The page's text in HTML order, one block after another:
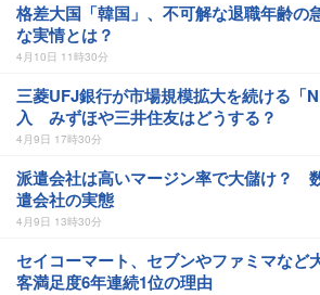
格差大国「韓国」、不可解な退職年齢
な実情とは？
4月10日 11時30分
三菱UFJ銀行が市場規模拡大を続ける「
入 みずほや三井住友はどうする？
4月9日 17時30分
派遣会社は高いマージン率で大儲け？
遣会社の実態
4月9日 13時30分
セイコーマート、セブンやファミマなど
客満足度6年連続1位の理由